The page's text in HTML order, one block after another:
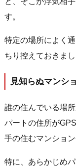
す。
特定の場所によく
ちり控えておきまし
見知らぬマンシ
誰の住んでいる場
パートの住所が
手の住むマンショ
特に、あらかじめ